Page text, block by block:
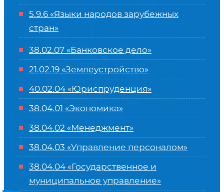
5.9.6 «Языки народов зарубежных
стран»
38.02.07 «Банковское дело»
21.02.19 «Землеустройство»
40.02.04 «Юриспруденция»
38.04.01 «Экономика»
38.04.02 «Менеджмент»
38.04.03 «Управление персоналом»
38.04.04 «Государственное и
муниципальное управление»